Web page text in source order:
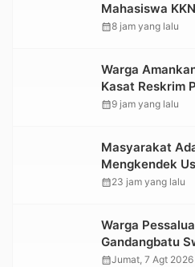
Mahasiswa
Nonongan
calendar_month8 jam yang lalu
Warga
Kasat Reskrim
Proses Hukum
calendar_month9 jam yang lalu
Masyarakat
Mengkendek
yang Rusak
calendar_month23 jam yang lalu
Warga
Gandangbatu
Kabupaten
calendar_monthJumat, 7 Agt 2026